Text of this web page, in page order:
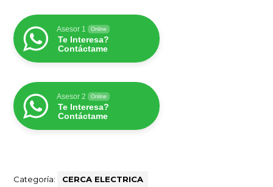
Asesor 1 Online
Te Interesa?
Contáctame
Asesor 2 Online
Te Interesa?
Contáctame
Categoría: CERCA ELECTRICA